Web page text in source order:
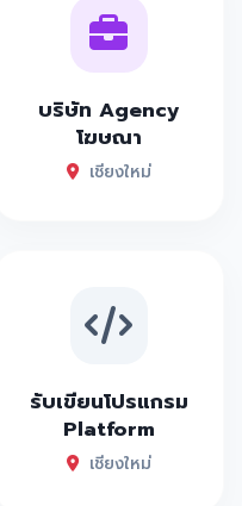
บริษัท Agency
โฆษณา
เชียงใหม่
รับเขียนโปรแกรม
Platform
เชียงใหม่